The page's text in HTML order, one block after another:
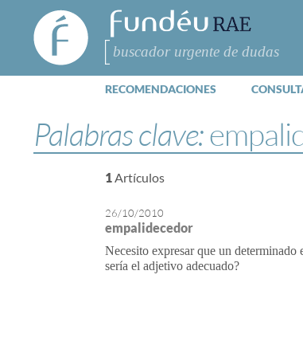
FundéuRAE
- Fundación
del Español
Urgente
Buscar
RECOMENDACIONES
Palabras clave:
1Artículos
26/10/2010
empalidecedor
Necesito expresar que un
sería el adjetivo adecuado?